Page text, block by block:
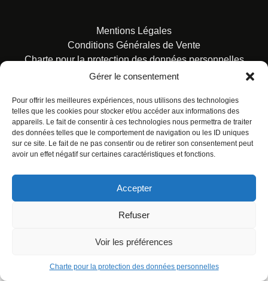
Gérer le consentement
Pour offrir les meilleures expériences, nous utilisons des technologies
telles que les cookies pour stocker et/ou accéder aux informations des
appareils. Le fait de consentir à ces technologies nous permettra de traiter
des données telles que le comportement de navigation ou les ID uniques
sur ce site. Le fait de ne pas consentir ou de retirer son consentement peut
avoir un effet négatif sur certaines caractéristiques et fonctions.
Accepter
Refuser
Voir les préférences
Charte pour la protection des données personnelles
Mentions Légales
Conditions Générales de Vente
Charte pour la protection des données personnelles
© ALL RIGHTS RESERVED. URBAN COMICS POUR LES
ÉDITIONS FRANÇAISES.